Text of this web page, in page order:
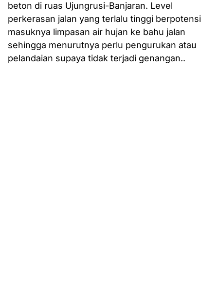
beton di ruas Ujungrusi-Banjaran. Level
perkerasan jalan yang terlalu tinggi berpotensi
masuknya limpasan air hujan ke bahu jalan
sehingga menurutnya perlu pengurukan atau
pelandaian supaya tidak terjadi genangan..